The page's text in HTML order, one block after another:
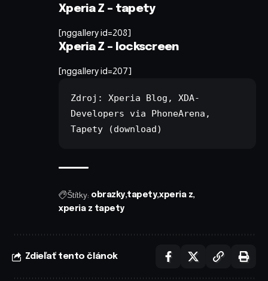
Xperia Z – tapety
[nggallery id=208]
Xperia Z – lockscreen
[nggallery id=207]
Zdroj: Xperia Blog , XDA-
Developers via PhoneArena
Tapety (download)
Štítky: obrazky tapety xperia z
xperia z tapety
Zdieľať tento článok